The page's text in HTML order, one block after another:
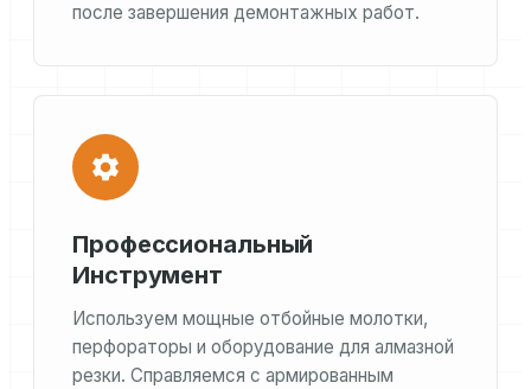
после завершения демонтажных работ.
Профессиональный
Инструмент
Используем мощные отбойные молотки,
перфораторы и оборудование для алмазной
резки. Справляемся с армированным